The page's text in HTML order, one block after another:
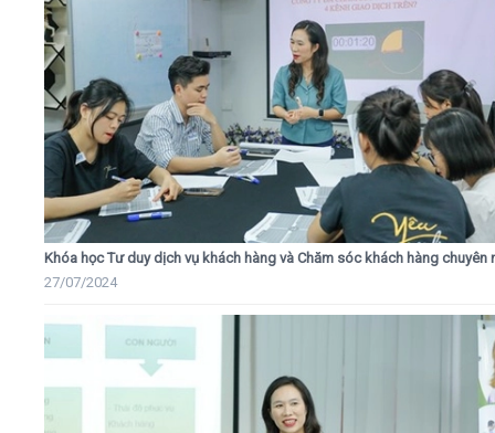
Khóa học Tư duy dịch vụ khách hàng và Chăm sóc khách hàng chuyên
27/07/2024